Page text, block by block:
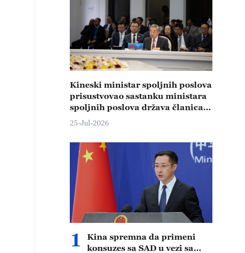
Kineski ministar spoljnih poslova
prisustvovao sastanku ministara
spoljnih poslova država članica
ŠOS-a
25-Jul-2026
1
Kina spremna da primeni
konsuzes sa SAD u vezi sa